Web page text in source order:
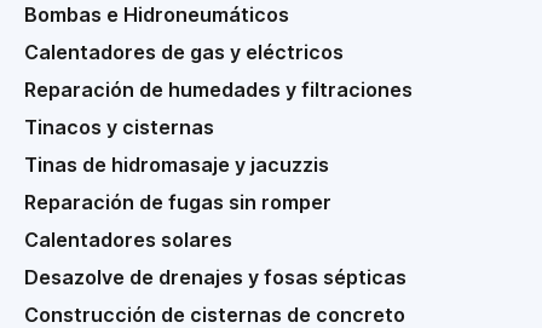
Bombas e Hidroneumáticos
Calentadores de gas y eléctricos
Reparación de humedades y filtraciones
Tinacos y cisternas
Tinas de hidromasaje y jacuzzis
Reparación de fugas sin romper
Calentadores solares
Desazolve de drenajes y fosas sépticas
Construcción de cisternas de concreto